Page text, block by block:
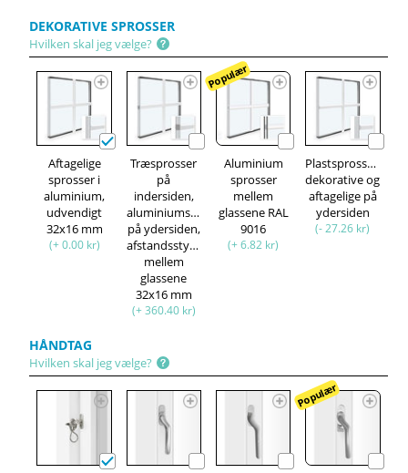
DEKORATIVE SPROSSER
Hvilken skal jeg vælge?
Aftagelige
sprosser i
aluminium,
udvendigt
32x16 mm
(+ 0.00 kr)
Træsprosser
på
indersiden,
aluminiumsprosser
på ydersiden,
afstandsstykke
mellem
glassene
32x16 mm
(+ 360.40 kr)
Populær
Aluminium
sprosser
mellem
glassene RAL
9016
(+ 6.82 kr)
Plastsprosser,
dekorative og
aftagelige på
ydersiden
(- 27.26 kr)
HÅNDTAG
Hvilken skal jeg vælge?
Populær